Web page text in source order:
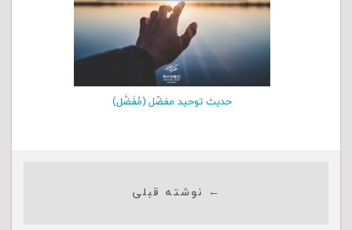
حدیث توحید مفضّل (مُفَضَّل)
← نوشته قبلی